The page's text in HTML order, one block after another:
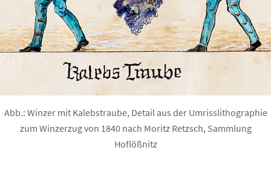
Abb.: Winzer mit Kalebstraube, Detail aus der Umrisslithographie
zum Winzerzug von 1840 nach Moritz Retzsch, Sammlung
Hoflößnitz